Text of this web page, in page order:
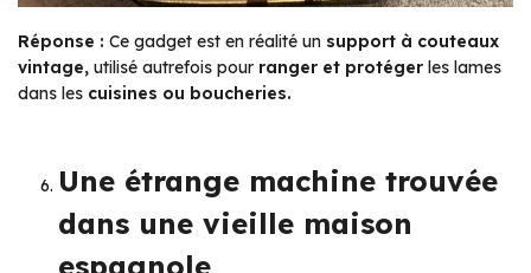
Réponse : Ce gadget est en réalité un support à couteaux
vintage, utilisé autrefois pour ranger et protéger les lames
dans les cuisines ou boucheries.
Une étrange machine trouvée
dans une vieille maison